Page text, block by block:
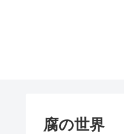
腐の世界